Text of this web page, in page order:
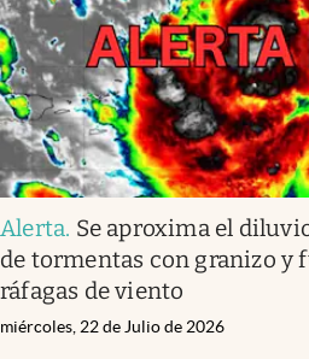
Alerta. Se aproxima el
de tormentas con granizo y
ráfagas de viento
miércoles, 22 de Julio de 2026